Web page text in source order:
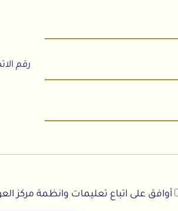
رقم
أوافق على اتباع تعليمات وانظمة مركز